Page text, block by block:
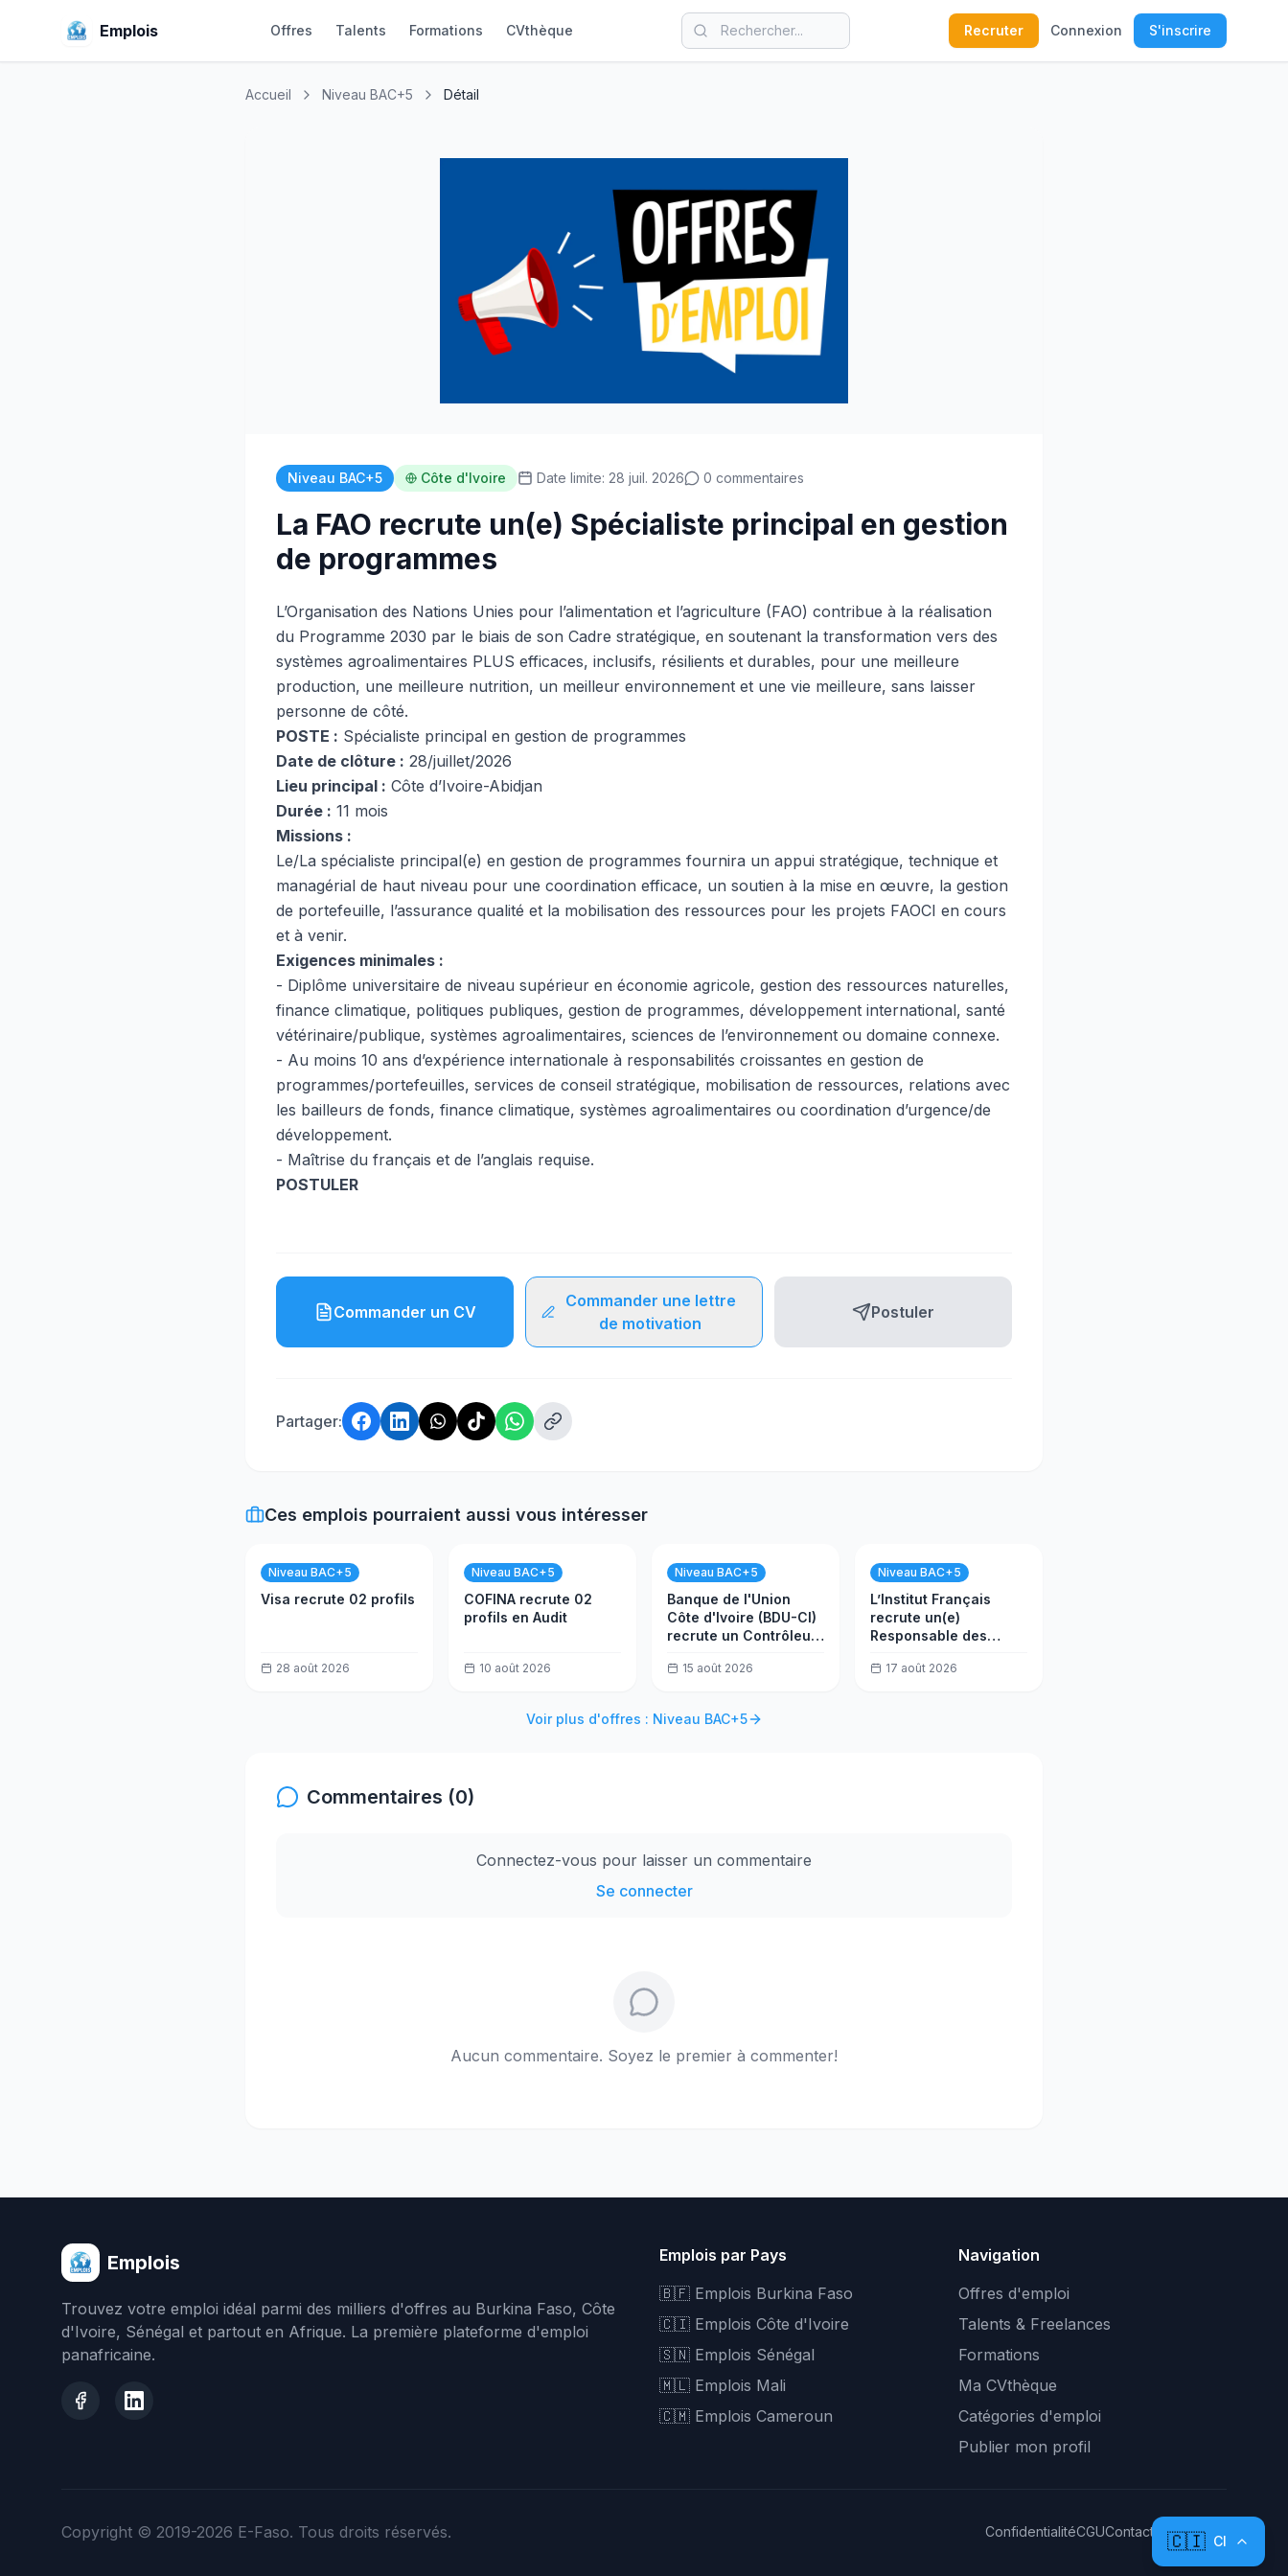
Emplois Offres Talents Formations CVthèque Recruter Connexion S'inscrire
Accueil Niveau BAC+5 Détail
Niveau BAC+5 Côte d'Ivoire Date limite: 28 juil. 2026 0 commentaires
La FAO recrute un(e) Spécialiste principal en gestion
de programmes
L’Organisation des Nations Unies pour l’alimentation et l’agriculture (FAO) contribue à la réalisation
du Programme 2030 par le biais de son Cadre stratégique, en soutenant la transformation vers des
systèmes agroalimentaires PLUS efficaces, inclusifs, résilients et durables, pour une meilleure
production, une meilleure nutrition, un meilleur environnement et une vie meilleure, sans laisser
personne de côté.
POSTE : Spécialiste principal en gestion de programmes
Date de clôture : 28/juillet/2026
Lieu principal : Côte d’Ivoire-Abidjan
Durée : 11 mois
Missions :
Le/La spécialiste principal(e) en gestion de programmes fournira un appui stratégique, technique et
managérial de haut niveau pour une coordination efficace, un soutien à la mise en œuvre, la gestion
de portefeuille, l’assurance qualité et la mobilisation des ressources pour les projets FAOCI en cours
et à venir.
Exigences minimales :
- Diplôme universitaire de niveau supérieur en économie agricole, gestion des ressources naturelles,
finance climatique, politiques publiques, gestion de programmes, développement international, santé
vétérinaire/publique, systèmes agroalimentaires, sciences de l’environnement ou domaine connexe.
- Au moins 10 ans d’expérience internationale à responsabilités croissantes en gestion de
programmes/portefeuilles, services de conseil stratégique, mobilisation de ressources, relations avec
les bailleurs de fonds, finance climatique, systèmes agroalimentaires ou coordination d’urgence/de
développement.
- Maîtrise du français et de l’anglais requise.
POSTULER
Commander un CV
Commander une lettre
de motivation
Postuler
Partager:
Ces emplois pourraient aussi vous intéresser
Niveau BAC+5
Visa recrute 02 profils
28 août 2026
Niveau BAC+5
COFINA recrute 02
profils en Audit
10 août 2026
Niveau BAC+5
Banque de l'Union
Côte d'Ivoire (BDU-CI)
recrute un Contrôleur
15 août 2026
Niveau BAC+5
L’Institut Français
recrute un(e)
Responsable des
17 août 2026
Voir plus d'offres : Niveau BAC+5
Commentaires (0)
Connectez-vous pour laisser un commentaire
Se connecter
Aucun commentaire. Soyez le premier à commenter!
Emplois
Trouvez votre emploi idéal parmi des milliers d'offres au Burkina Faso, Côte
d'Ivoire, Sénégal et partout en Afrique. La première plateforme d'emploi
panafricaine.
Emplois par Pays
🇧🇫 Emplois Burkina Faso
🇨🇮 Emplois Côte d'Ivoire
🇸🇳 Emplois Sénégal
🇲🇱 Emplois Mali
🇨🇲 Emplois Cameroun
Navigation
Offres d'emploi
Talents & Freelances
Formations
Ma CVthèque
Catégories d'emploi
Publier mon profil
Copyright © 2019-2026 E-Faso. Tous droits réservés. ConfidentialitéCGUContact Plan du site
🇨🇮 CI